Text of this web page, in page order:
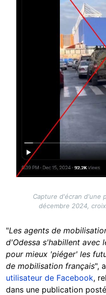
Capture d'écran d'une
décembre 2024,
"Les agents de
d'Odessa s'habillent avec
pour mieux 'piéger' les
de mobilisation français",
utilisateur de Facebook,
dans une publication